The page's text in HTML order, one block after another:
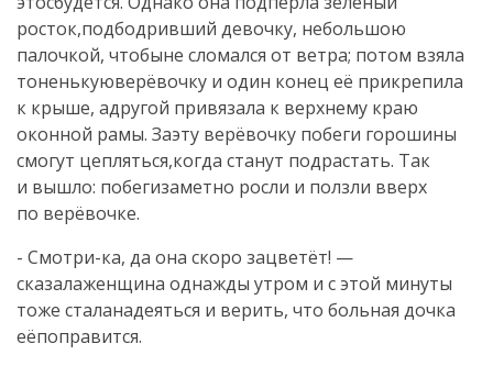
росток,подбодривший девочку, небольшою
палочкой, чтобыне сломался от ветра; потом взяла
тоненькуюверёвочку и один конец её прикрепила
к крыше, адругой привязала к верхнему краю
оконной рамы. Заэту верёвочку побеги горошины
смогут цепляться,когда станут подрастать. Так
и вышло: побегизаметно росли и ползли вверх
по верёвочке.
- Смотри-ка, да она скоро зацветёт! —
сказалаженщина однажды утром и с этой минуты
тоже сталанадеяться и верить, что больная дочка
еёпоправится.